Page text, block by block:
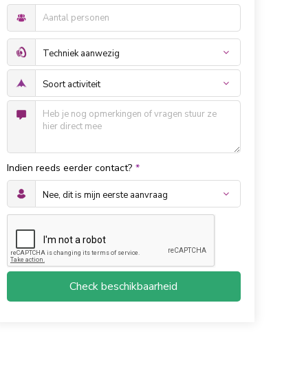
Indien reeds eerder contact? *
Check beschikbaarheid